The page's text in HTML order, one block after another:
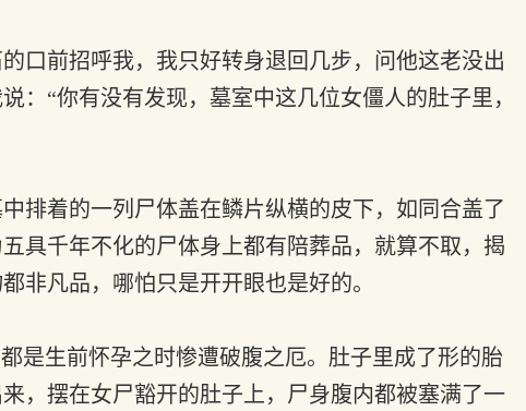
口前招呼我，我只好转身退回几步，问他这老没出
：“你有没有发现，墓室中这几位女僵人的肚子里，
排着的一列尸体盖在鳞片纵横的皮下，如同合盖了
具千年不化的尸体身上都有陪葬品，就算不取，揭
非凡品，哪怕只是开开眼也是好的。
是生前怀孕之时惨遭破腹之厄。肚子里成了形的胎
，摆在女尸豁开的肚子上，尸身腹内都被塞满了一